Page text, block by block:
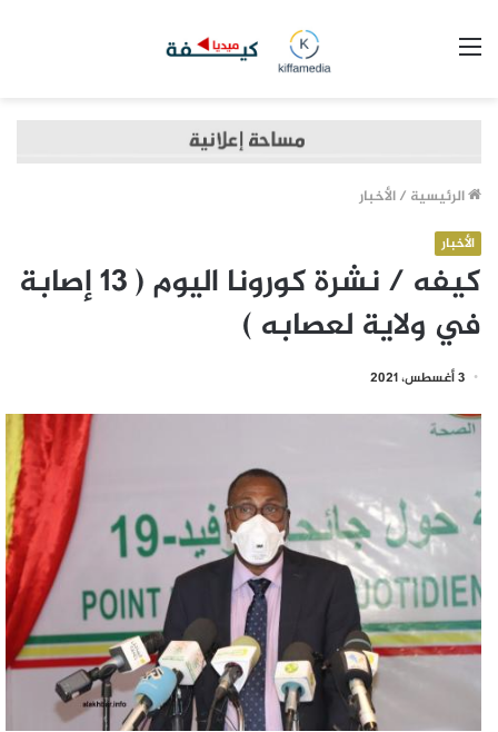
الرئيسية /الأخبار
الأخبار
كيفه / نشرة كورونا اليوم ( 13 إصابة
في ولاية لعصابه )
3 أغسطس، 2021